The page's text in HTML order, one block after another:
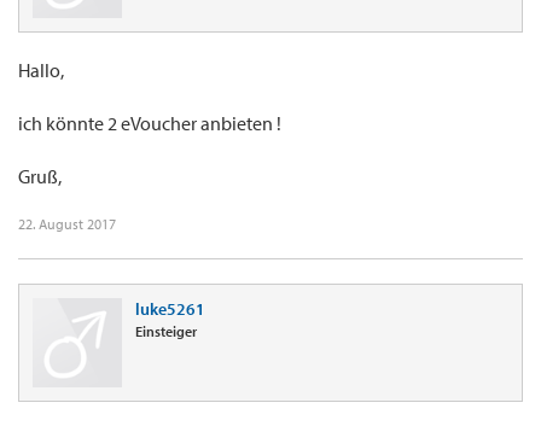
Hallo,
ich könnte 2 eVoucher anbieten !
Gruß,
22. August 2017
luke5261
Einsteiger